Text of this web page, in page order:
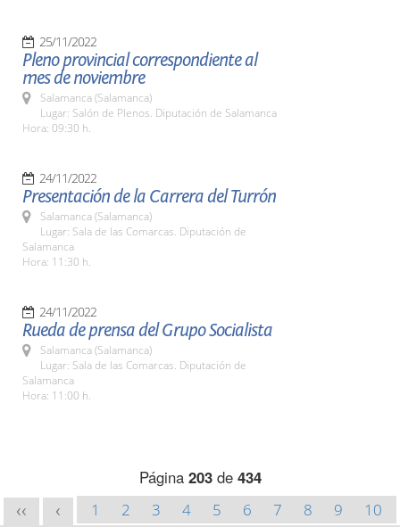
25/11/2022
Pleno provincial correspondiente al
mes de noviembre
Salamanca (Salamanca)
Lugar: Salón de Plenos. Diputación de Salamanca
Hora: 09:30 h.
24/11/2022
Presentación de la Carrera del Turrón
Salamanca (Salamanca)
Lugar: Sala de las Comarcas. Diputación de
Salamanca
Hora: 11:30 h.
24/11/2022
Rueda de prensa del Grupo Socialista
Salamanca (Salamanca)
Lugar: Sala de las Comarcas. Diputación de
Salamanca
Hora: 11:00 h.
Página 203de 434
<< < 1 2 3 4 5 6 7 8 9
10